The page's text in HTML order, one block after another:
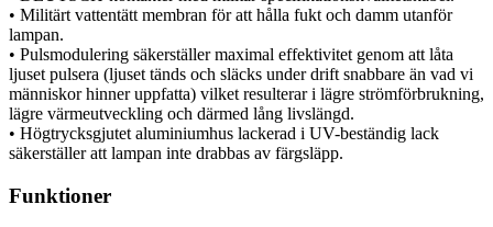
• Militärt vattentätt membran för att hålla fukt och damm utanför
lampan.
• Pulsmodulering säkerställer maximal effektivitet genom att låta
ljuset pulsera (ljuset tänds och släcks under drift snabbare än vad vi
människor hinner uppfatta) vilket resulterar i lägre strömförbrukning,
lägre värmeutveckling och därmed lång livslängd.
• Högtrycksgjutet aluminiumhus lackerad i UV-beständig lack
säkerställer att lampan inte drabbas av färgsläpp.
Funktioner